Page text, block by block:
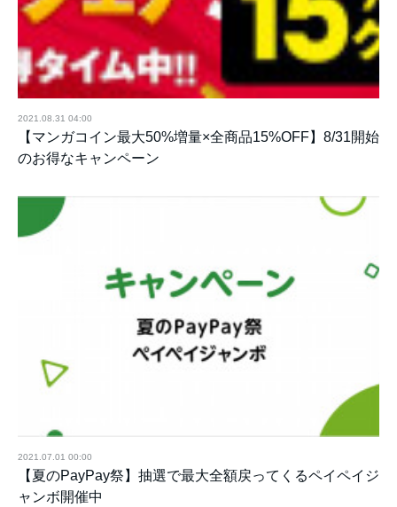
2021.08.31 04:00
【マンガコイン最大50%増量×全商品15%OFF】8/31開始
のお得なキャンペーン
2021.07.01 00:00
【夏のPayPay祭】抽選で最大全額戻ってくるペイペイジ
ャンボ開催中